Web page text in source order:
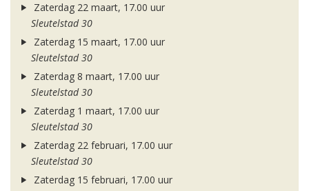
Zaterdag 22 maart, 17.00 uur
Sleutelstad 30
Zaterdag 15 maart, 17.00 uur
Sleutelstad 30
Zaterdag 8 maart, 17.00 uur
Sleutelstad 30
Zaterdag 1 maart, 17.00 uur
Sleutelstad 30
Zaterdag 22 februari, 17.00 uur
Sleutelstad 30
Zaterdag 15 februari, 17.00 uur